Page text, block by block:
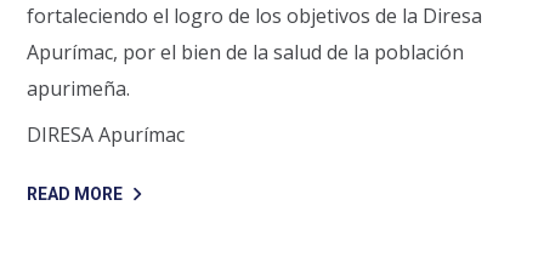
fortaleciendo el logro de los objetivos de la Diresa
Apurímac, por el bien de la salud de la población
apurimeña.
DIRESA Apurímac
READ MORE